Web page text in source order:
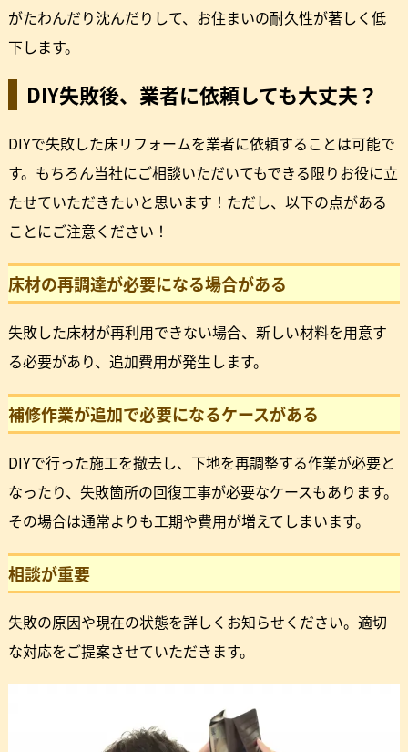
がたわんだり沈んだりして、お住まいの耐久性が著しく低
下します。
DIY失敗後、業者に依頼しても大丈夫？
DIYで失敗した床リフォームを業者に依頼することは可能で
す。もちろん当社にご相談いただいてもできる限りお役に立
たせていただきたいと思います！ただし、以下の点がある
ことにご注意ください！
床材の再調達が必要になる場合がある
失敗した床材が再利用できない場合、新しい材料を用意す
る必要があり、追加費用が発生します。
補修作業が追加で必要になるケースがある
DIYで行った施工を撤去し、下地を再調整する作業が必要と
なったり、失敗箇所の回復工事が必要なケースもあります。
その場合は通常よりも工期や費用が増えてしまいます。
相談が重要
失敗の原因や現在の状態を詳しくお知らせください。適切
な対応をご提案させていただきます。